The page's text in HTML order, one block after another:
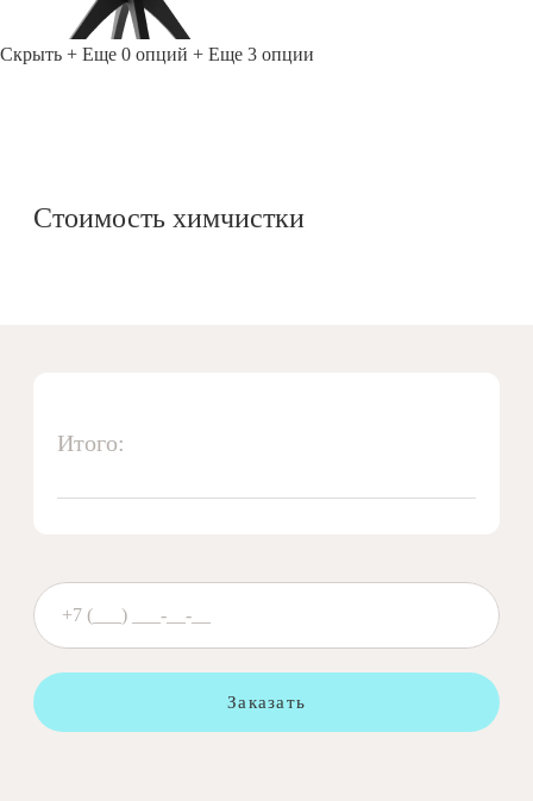
Скрыть + Еще 0 опций + Еще 3 опции
Стоимость химчистки
Итого:
Заказать